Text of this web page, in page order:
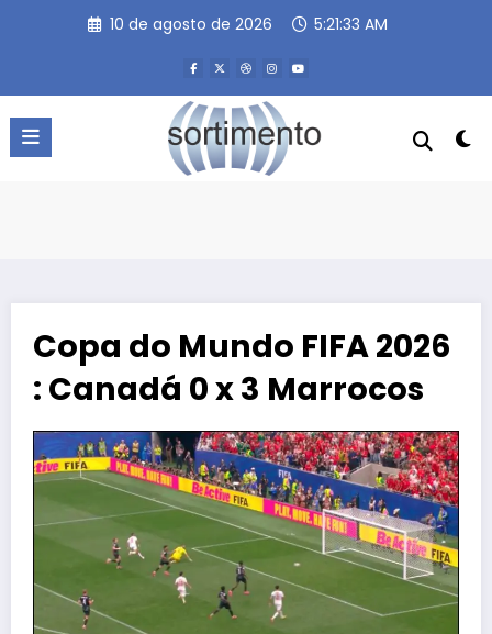
10 de agosto de 2026 5:21:34 AM
Copa do Mundo FIFA 2026
: Canadá 0 x 3 Marrocos